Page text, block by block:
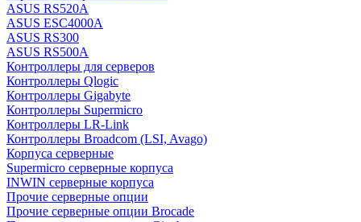
ASUS RS520A
ASUS ESC4000A
ASUS RS300
ASUS RS500A
Контроллеры для серверов
Контроллеры Qlogic
Контроллеры Gigabyte
Контроллеры Supermicro
Контроллеры LR-Link
Контроллеры Broadcom (LSI, Avago)
Корпуса серверные
Supermicro серверные корпуса
INWIN серверные корпуса
Прочие серверные опции
Прочие серверные опции Brocade